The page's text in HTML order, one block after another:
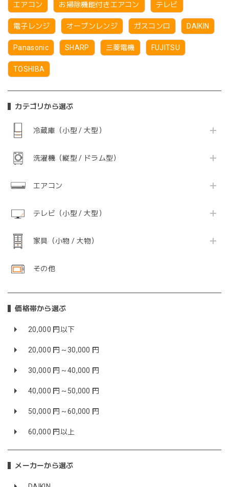
エアコン お掃除機能付きエアコン テレビ
電子レンジ オーブンレンジ ガスコンロ DAIKIN
Panasonic SHARP 三菱電機 FUJITSU
TOSHIBA
カテゴリから選ぶ
冷蔵庫（小型 / 大型）
洗濯機（縦型 / ドラム型）
エアコン
テレビ（小型 / 大型）
家具（小物 / 大物）
その他
価格帯から選ぶ
20,000 円以下
20,000 円～30,000 円
30,000 円～40,000 円
40,000 円～50,000 円
50,000 円～60,000 円
60,000 円以上
メーカーから選ぶ